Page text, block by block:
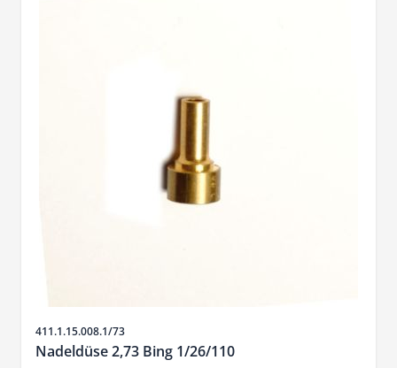
SKU
411.1.15.008.1/73
Nadeldüse 2,73 Bing 1/26/110